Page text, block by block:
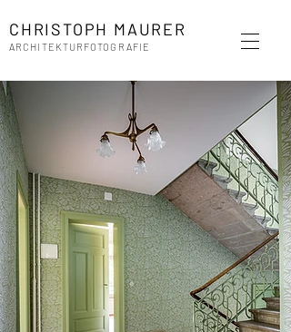
CHRISTOPH MAURER
ARCHITEKTURFOTOGRAFIE